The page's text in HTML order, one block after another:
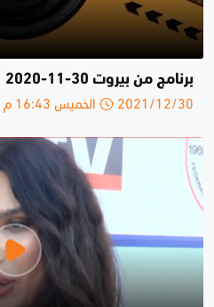
برنامج من بيروت 30-11-2020
2021/12/30 الخميس 16:43 م